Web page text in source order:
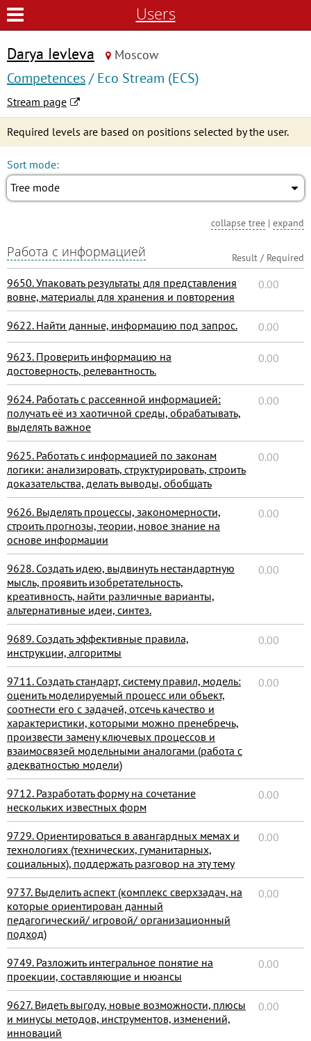
Users
Darya Ievleva Moscow
Competences/ Eco Stream (ECS)
Stream page
Required levels are based on positions selected by the user.
Sort mode:
Tree mode
collapse tree | expand
Работа с информацией Result / Required
9650. Упаковать результаты для представления
вовне, материалы для хранения и повторения
0.00
9622. Найти данные, информацию под запрос. 0.00
9623. Проверить информацию на
достоверность, релевантность.
0.00
9624. Работать с рассеянной информацией:
получать её из хаотичной среды, обрабатывать,
выделять важное
0.00
9625. Работать с информацией по законам
логики: анализировать, структурировать, строить
доказательства, делать выводы, обобщать
0.00
9626. Выделять процессы, закономерности,
строить прогнозы, теории, новое знание на
основе информации
0.00
9628. Создать идею, выдвинуть нестандартную
мысль, проявить изобретательность,
креативность, найти различные варианты,
альтернативные идеи, синтез.
0.00
9689. Создать эффективные правила,
инструкции, алгоритмы
0.00
9711. Создать стандарт, систему правил, модель:
оценить моделируемый процесс или объект,
соотнести его с задачей, отсечь качество и
характеристики, которыми можно пренебречь,
произвести замену ключевых процессов и
взаимосвязей модельными аналогами (работа с
адекватностью модели)
0.00
9712. Разработать форму на сочетание
нескольких известных форм
0.00
9729. Ориентироваться в авангардных мемах и
технологиях (технических, гуманитарных,
социальных), поддержать разговор на эту тему
0.00
9737. Выделить аспект (комплекс сверхзадач, на
которые ориентирован данный
педагогический/ игровой/ организационный
подход)
0.00
9749. Разложить интегральное понятие на
проекции, составляющие и нюансы
0.00
9627. Видеть выгоду, новые возможности, плюсы
и минусы методов, инструментов, изменений,
инноваций
0.00